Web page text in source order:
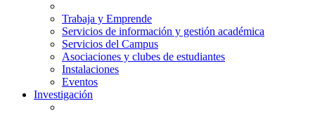
Trabaja y Emprende
Servicios de información y gestión académica
Servicios del Campus
Asociaciones y clubes de estudiantes
Instalaciones
Eventos
Investigación